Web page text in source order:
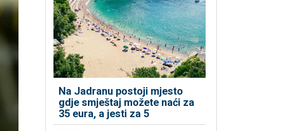
Na Jadranu postoji mjesto
gdje smještaj možete naći za
35 eura, a jesti za 5